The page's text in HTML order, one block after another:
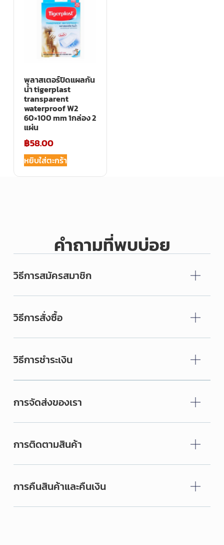
พลาสเตอร์ปิดแผลกัน
น้ำ tigerplast
transparent
waterproof W2
60×100 mm 1กล่อง 2
แผ่น
฿58.00
หยิบใส่ตะกร้า
คำถามที่พบบ่อย
วิธีการสมัครสมาชิก
วิธีการสั่งซื้อ
วิธีการชำระเงิน
การจัดส่งของเรา
การติดตามสินค้า
การคืนสินค้าและคืนเงิน